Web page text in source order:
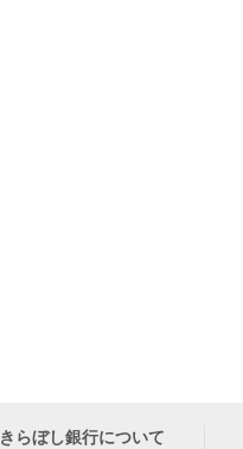
きらぼし銀行について